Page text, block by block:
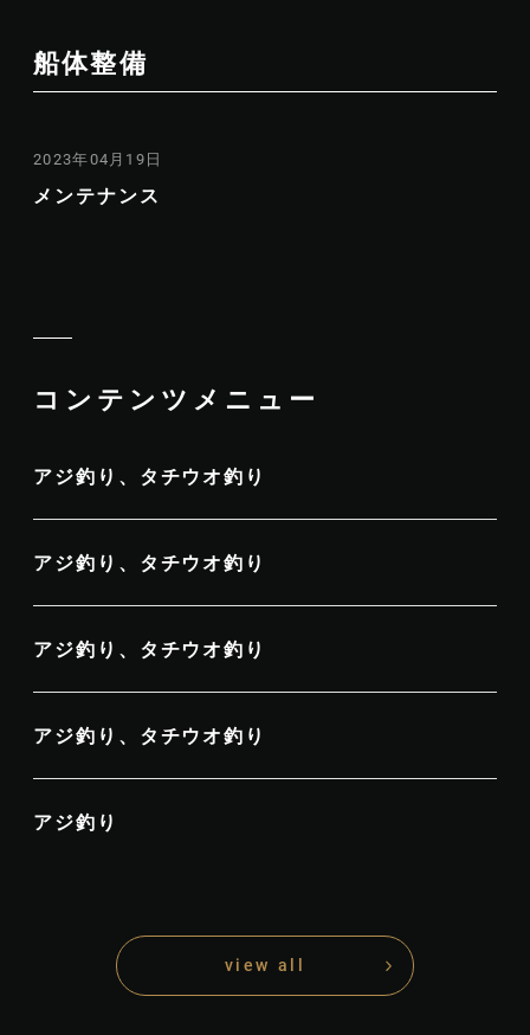
船体整備
2023年04月19日
メンテナンス
コンテンツメニュー
アジ釣り、タチウオ釣り
アジ釣り、タチウオ釣り
アジ釣り、タチウオ釣り
アジ釣り、タチウオ釣り
アジ釣り
view all